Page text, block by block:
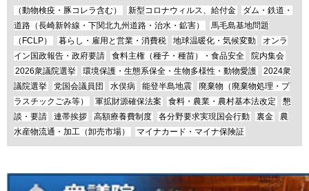
（動物検疫・豚コレラ含む）
新型コロナウィルス、給付金
ダム・鉄道・
道路（長崎新幹線・下関北九州道路・治水・鉱害）
馬毛島基地問題
（FCLP）
暮らし・雇用と営業・消費税 地球温暖化・気候変動
オンラ
イン国政報告・政府要請
食料主権（種子・種苗）・食品安全
院内集会
2026衆議院選挙
環境保護・生態系保全・生物多様性・動物愛護
2024衆
議院選挙
党国会議員団 水俣病 能登半島地震
廃棄物（廃棄物処理・プ
ラスチックごみ等）
軍拡財源確保法案 食料・農業・農村基本法改定
懇
談・要請
連帯挨拶 高額療養費制度 各分野要求実現国会行動 裏金
農
水産物流通・加工（卸売市場）
マイナカード・マイナ保険証